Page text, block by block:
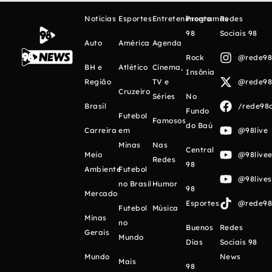
Notícias
Auto
BH e
Região
Brasil
Carreira
Meio
Ambiente
Mercado
Minas
Gerais
Mundo
Esportes
América
Atlético
Cruzeiro
Futebol
em
Minas
Futebol
no Brasil
Futebol
no
Mundo
Mais
Entretenimento
Agenda
Cinema,
TV e
Séries
Famosos
Nas
Redes
Humor
Música
Programas
98
Rock
Insônia
No
Fundo
do Baú
Central
98
98
Esportes
Buenos
Días
98
Redes
Sociais 98
/
@98live
Redes
Sociais 98
News